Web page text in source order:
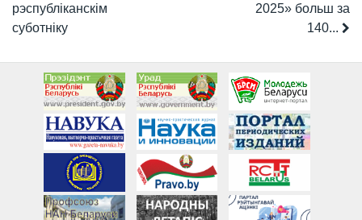
рэспубліканскім
суботніку
2025» больш за
140...